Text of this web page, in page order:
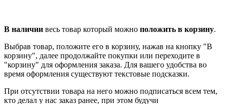
В наличии весь товар который можно положить в корзину.
Выбрав товар, положите его в корзину, нажав на кнопку "В
корзину", далее продолжайте покупки или переходите в
"корзину" для оформления заказа. Для вашего удобства во
время оформления существуют текстовые подсказки.
При отсутствии товара на него можно подписаться всем тем,
кто делал у нас заказ ранее, при этом будучи